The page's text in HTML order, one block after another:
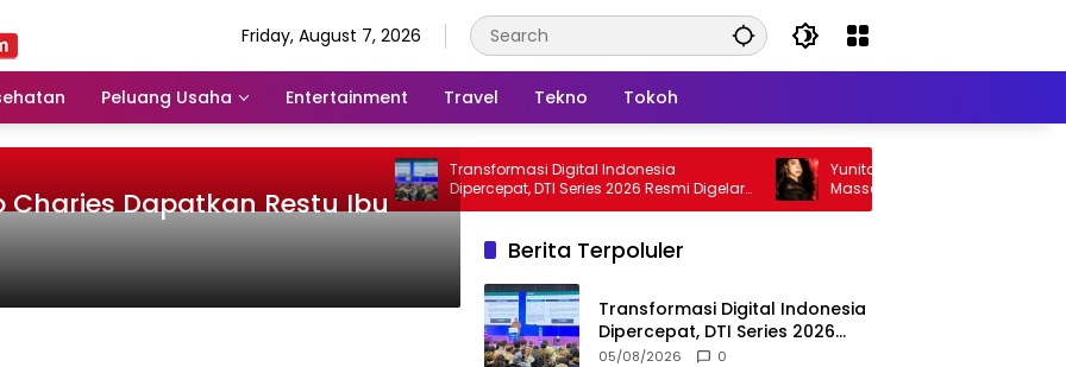
Friday, August 7, 2026
Peluang Usaha Entertainment Travel Tekno Tokoh
Transformasi Digital Indonesia
Dipercepat, DTI Series 2026 Resmi Digelar
di Jakarta
Yunita Kariman Soroti Fenomena
Massal yang Mengintai Influencer,
Langkah Proteksi Akun yang Perlu
Charies Dapatkan Restu Ibu
Berita Terpoluler
Transformasi Digital Indonesia
Dipercepat, DTI Series 2026
Resmi Digelar di Jakarta
05/08/2026 0